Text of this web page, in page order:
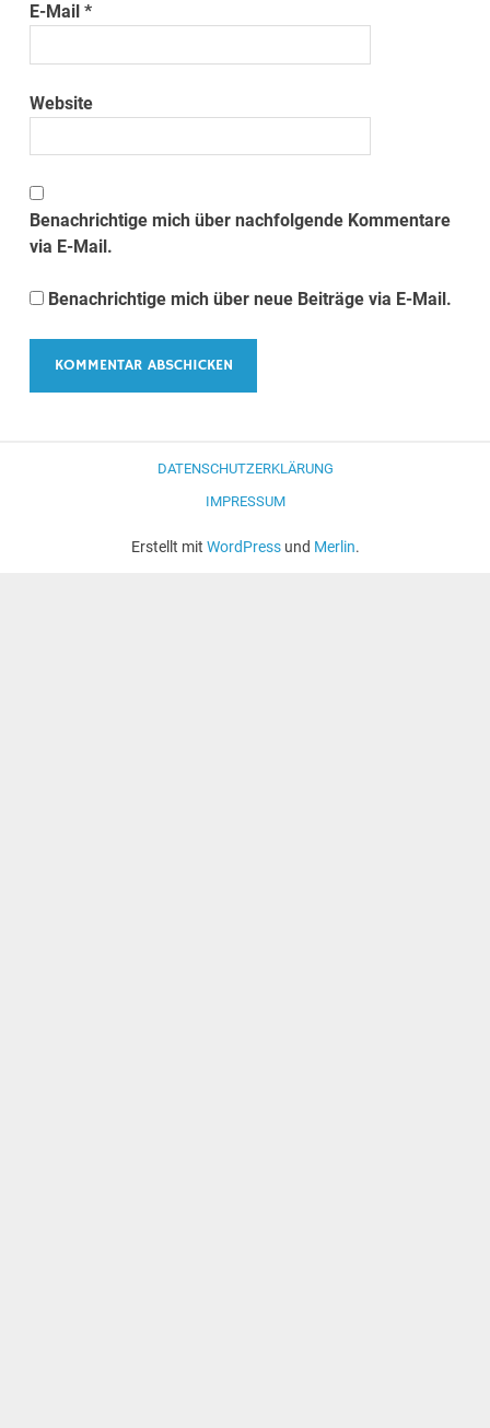
E-Mail*
Website
Benachrichtige mich über nachfolgende Kommentare
via E-Mail.
Benachrichtige mich über neue Beiträge via E-Mail.
DATENSCHUTZERKLÄRUNG
IMPRESSUM
Erstellt mit WordPressund Merlin.